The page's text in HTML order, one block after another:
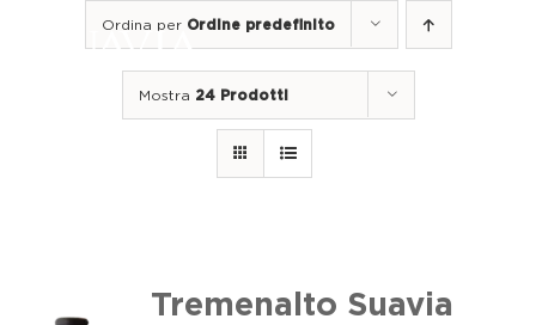
Ordina per Ordine predefinito
Mostra 24 Prodotti
Tremenalto Suavia